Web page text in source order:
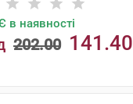
в наявності
202.00 141.40